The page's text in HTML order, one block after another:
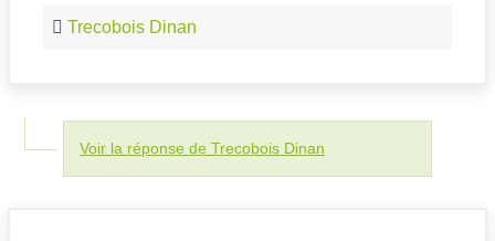
Trecobois Dinan
Voir la réponse de Trecobois Dinan